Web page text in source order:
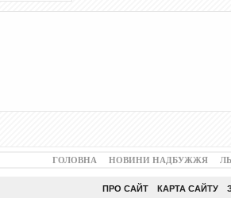
ГОЛОВНА НОВИНИ НАДБУЖЖЯ
ПРО САЙТ КАРТА САЙТУ